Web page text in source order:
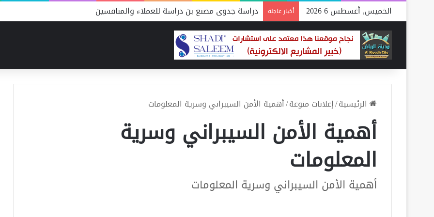
الخميس, أغسطس 6 2026 أخبار عاجلة دراسة جدوى مصنع بن دراسة للعملاء والمنافسين
الرئيسية/إعلانات منوعة/أهمية الأمن السيبراني وسرية المعلومات
أهمية الأمن السيبراني وسرية
المعلومات
أهمية الأمن السيبراني وسرية المعلومات